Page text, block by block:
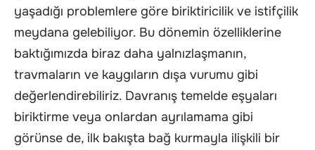
yaşadığı problemlere göre biriktiricilik ve istifçilik
meydana gelebiliyor. Bu dönemin özelliklerine
baktığımızda biraz daha yalnızlaşmanın,
travmaların ve kaygıların dışa vurumu gibi
değerlendirebiliriz. Davranış temelde eşyaları
biriktirme veya onlardan ayrılamama gibi
görünse de, ilk bakışta bağ kurmayla ilişkili bir